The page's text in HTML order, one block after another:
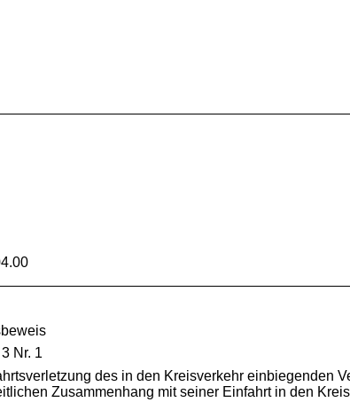
Nr. 1
des in den Kreisverkehr einbiegenden
Zusammenhang mit seiner Einfahrt in den